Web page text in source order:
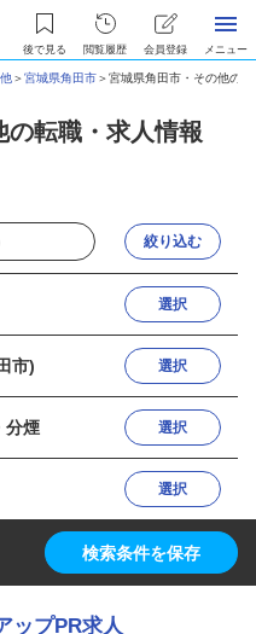
後で見る 閲覧履歴 会員登録 メニュー
＞宮城県角田市＞宮城県角田市・その他の
の転職・求人情報
絞り込む
選択
市) 選択
分煙 選択
選択
検索条件を保存
ップPR求人